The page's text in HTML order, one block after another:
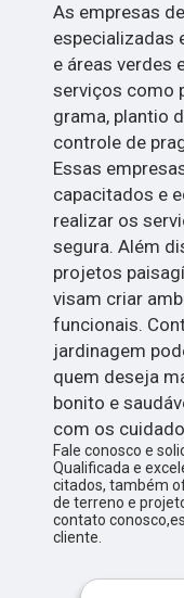
As empresas
especializadas
e áreas verdes
serviços como
grama, plantio
controle de
Essas
capacitados e
realizar os
segura. Além
projetos
visam criar
funcionais.
jardinagem
quem deseja
bonito e
com os
Fale conosco e
Qualificada e
citados, também
de terreno e
contato
cliente.